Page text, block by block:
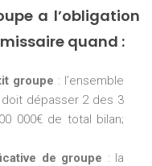
a l’obligation
quand :
groupe : l’ensemble
dépasser 2 des 3
000€ de total bilan;
de groupe : la